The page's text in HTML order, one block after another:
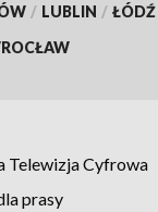
/ LUBLIN / ŁÓDŹ
Telewizja Cyfrowa
prasy